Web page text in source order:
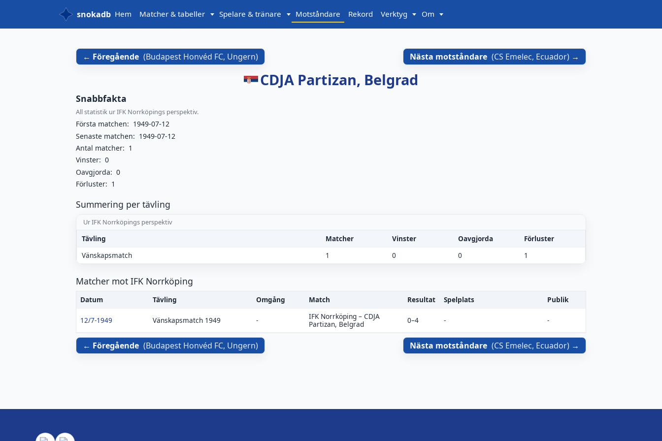
snokadb Hem Matcher & tabeller Spelare & tränare Motståndare Rekord Verktyg Om
Föregående (Budapest Honvéd FC, Ungern) Nästa motståndare (CS Emelec, Ecuador)
CDJA Partizan, Belgrad
Snabbfakta
All statistik ur IFK Norrköpings perspektiv.
Första matchen: 1949-07-12
Senaste matchen: 1949-07-12
Antal matcher: 1
Vinster: 0
Oavgjorda: 0
Förluster: 1
Summering per tävling
Ur IFK Norrköpings perspektiv
Tävling Matcher Vinster Oavgjorda
Förluster
Vänskapsmatch
1 0 0 1
Matcher mot IFK Norrköping
Datum Tävling Omgång Match Resultat Spelplats Publik
12/7-1949 Vänskapsmatch 1949 - IFK Norrköping – CDJA
Partizan, Belgrad
0–4 - -
Föregående (Budapest Honvéd FC, Ungern) Nästa motståndare (CS Emelec, Ecuador)